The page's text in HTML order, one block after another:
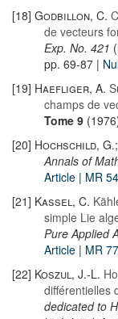
[18] Godbillon, C.
de vecteurs
Exp. No. 421
pp. 69-87 |
[19] Haefliger, A.
champs de
Tome 9
[20] Hochschild,
Annals of
Article | MR
[21] Kassel, C.
simple Lie
Pure Applied
Article | MR
[22] Koszul, J.-L.
différentielles
dedicated to